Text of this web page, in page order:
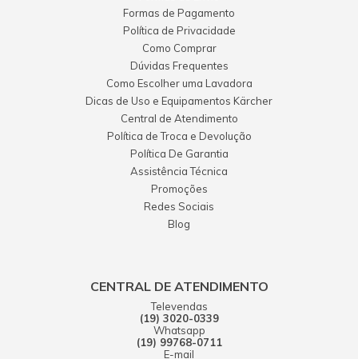
Formas de Pagamento
Política de Privacidade
Como Comprar
Dúvidas Frequentes
Como Escolher uma Lavadora
Dicas de Uso e Equipamentos Kärcher
Central de Atendimento
Política de Troca e Devolução
Política De Garantia
Assistência Técnica
Promoções
Redes Sociais
Blog
CENTRAL DE ATENDIMENTO
Televendas
(19) 3020-0339
Whatsapp
(19) 99768-0711
E-mail